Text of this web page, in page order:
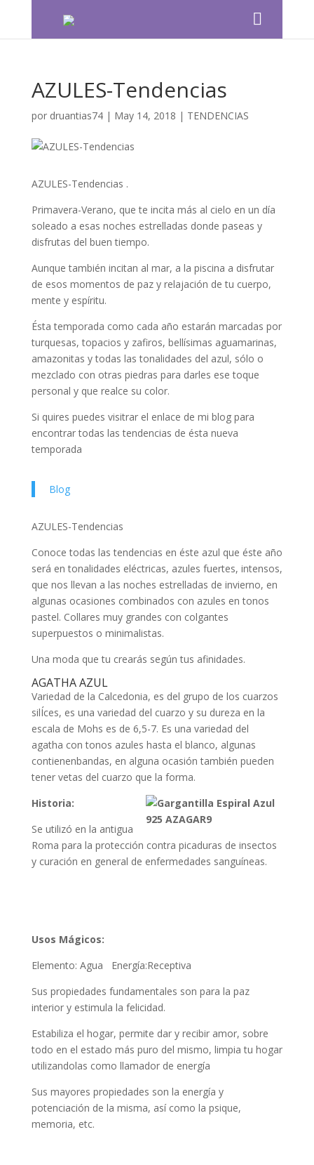
AZULES-Tendencias
por druantias74| May 14, 2018 | TENDENCIAS
AZULES-Tendencias .
Primavera-Verano, que te incita más al cielo en un día
soleado a esas noches estrelladas donde paseas y
disfrutas del buen tiempo.
Aunque también incitan al mar, a la piscina a disfrutar
de esos momentos de paz y relajación de tu cuerpo,
mente y espíritu.
Ésta temporada como cada año estarán marcadas por
turquesas, topacios y zafiros, bellísimas aguamarinas,
amazonitas y todas las tonalidades del azul, sólo o
mezclado con otras piedras para darles ese toque
personal y que realce su color.
Si quires puedes visitrar el enlace de mi blog para
encontrar todas las tendencias de ésta nueva
temporada
Blog
AZULES-Tendencias
Conoce todas las tendencias en éste azul que éste año
será en tonalidades eléctricas, azules fuertes, intensos,
que nos llevan a las noches estrelladas de invierno, en
algunas ocasiones combinados con azules en tonos
pastel. Collares muy grandes con colgantes
superpuestos o minimalistas.
Una moda que tu crearás según tus afinidades.
AGATHA AZUL
Variedad de la Calcedonia, es del grupo de los cuarzos
silÍces, es una variedad del cuarzo y su dureza en la
escala de Mohs es de 6,5-7. Es una variedad del
agatha con tonos azules hasta el blanco, algunas
contienenbandas, en alguna ocasión también pueden
tener vetas del cuarzo que la forma.
Historia:
Se utilizó en la antigua
Roma para la protección contra picaduras de insectos
y curación en general de enfermedades sanguíneas.
Usos Mágicos:
Elemento: Agua Energía:Receptiva
Sus propiedades fundamentales son para la paz
interior y estimula la felicidad.
Estabiliza el hogar, permite dar y recibir amor, sobre
todo en el estado más puro del mismo, limpia tu hogar
utilizandolas como llamador de energía
Sus mayores propiedades son la energía y
potenciación de la misma, así como la psique,
memoria, etc.